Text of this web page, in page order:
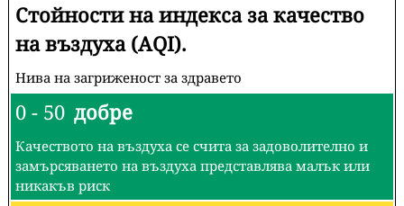
Стойности на индекса за качество
на въздуха (AQI).
Нива на загриженост за здравето
0 - 50 добре
Качеството на въздуха се счита за задоволително и
замърсяването на въздуха представлява малък или
никакъв риск